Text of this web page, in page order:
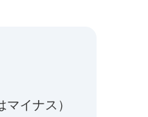
イナス）